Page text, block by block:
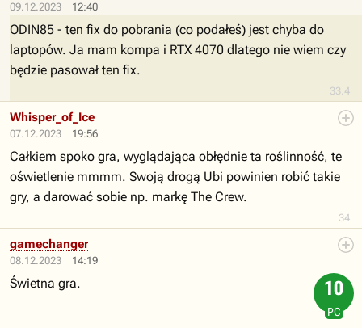
09.12.2023 12:40
33.4
ODIN85 - ten fix do pobrania (co podałeś) jest chyba do
laptopów. Ja mam kompa i RTX 4070 dlatego nie wiem czy
będzie pasował ten fix.
07.12.2023 19:56
34
Whisper_of_Ice
Całkiem spoko gra, wyglądająca obłędnie ta roślinność, te
oświetlenie mmmm. Swoją drogą Ubi powinien robić takie
gry, a darować sobie np. markę The Crew.
08.12.2023 14:19
gamechanger
10
PC
Świetna gra.